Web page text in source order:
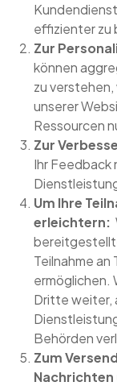
effizienter zu
Zur
können
zu
unserer
Ressourcen
Zur
Ihr Feedback
Um Ihre
erleichtern:
Teilnahme
ermöglichen.
Dritte weiter,
Behörden
Zum